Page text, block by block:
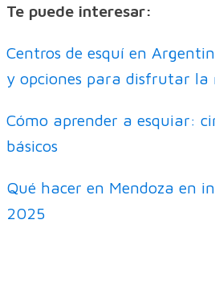
Te puede interesar:
Centros de esquí en
y opciones para disfrutar la
Cómo aprender a esquiar:
básicos
Qué hacer en Mendoza en
2025